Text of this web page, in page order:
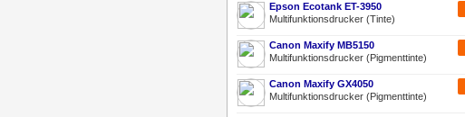
Epson Ecotank ET-3950
Multifunktionsdrucker (Tinte)
Canon Maxify MB5150
Multifunktionsdrucker (Pigmenttinte)
Canon Maxify GX4050
Multifunktionsdrucker (Pigmenttinte)